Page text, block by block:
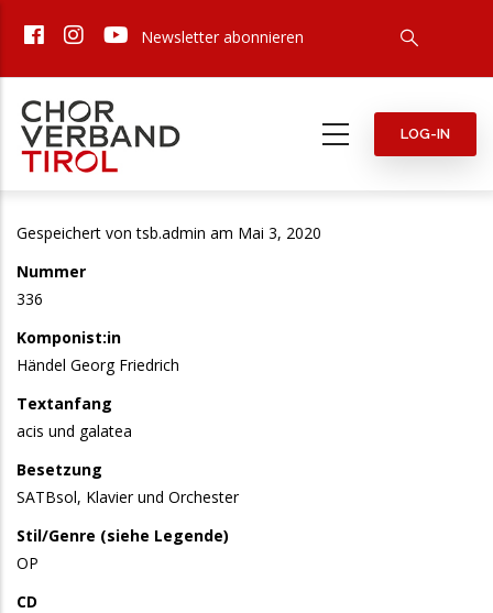
zum
Newsletter abonnieren
LOG-IN
Gespeichert vontsb.admin am Mai 3, 2020
Nummer
336
Komponist:in
Händel Georg Friedrich
Textanfang
acis und galatea
Besetzung
SATBsol, Klavier und Orchester
Stil/Genre (siehe Legende)
OP
CD